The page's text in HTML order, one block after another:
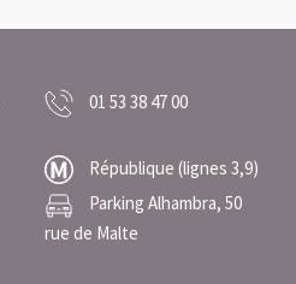
01 53 38 47 00
République (lignes 3,9)
Parking Alhambra, 50
rue de Malte